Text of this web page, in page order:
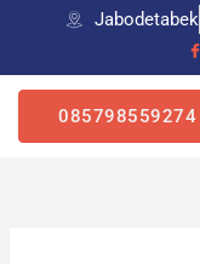
content
Jabodetabek
085798559274